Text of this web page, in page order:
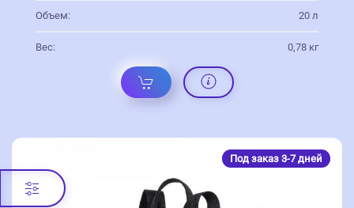
Объем: 20 л
Вес: 0,78 кг
Под заказ 3-7 дней